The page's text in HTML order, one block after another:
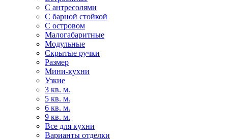
С антресолями
С барной стойкой
С островом
Малогабаритные
Модульные
Скрытые ручки
Размер
Мини-кухни
Узкие
3 кв. м.
5 кв. м.
6 кв. м.
9 кв. м.
Все для кухни
Варианты отделки